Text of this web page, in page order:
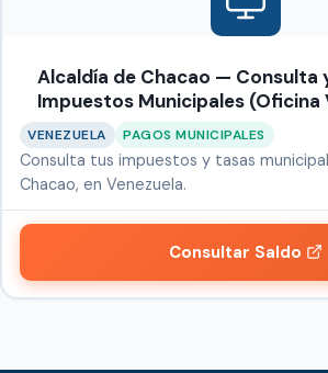
Alcaldía de Chacao — Consulta
Impuestos Municipales (Oficina
VENEZUELA PAGOS MUNICIPALES
Consulta tus impuestos y tasas
Chacao, en Venezuela.
Consultar Saldo